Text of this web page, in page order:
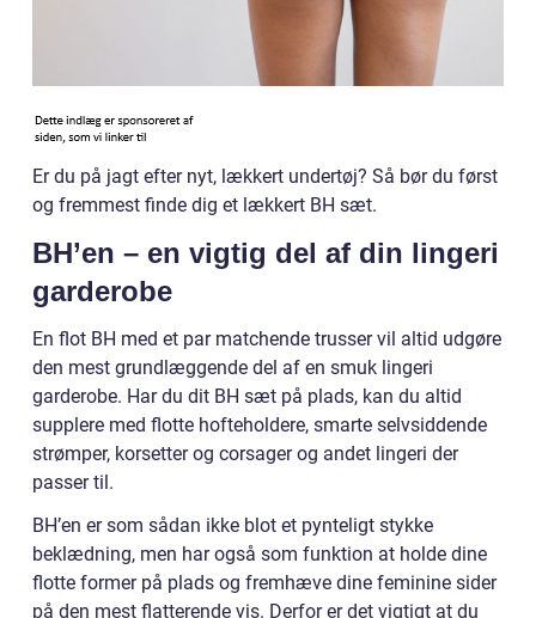
Er du på jagt efter nyt, lækkert undertøj? Så bør du først
og fremmest finde dig et lækkert BH sæt.
BH’en – en vigtig del af din lingeri
garderobe
En flot BH med et par matchende trusser vil altid udgøre
den mest grundlæggende del af en smuk lingeri
garderobe. Har du dit BH sæt på plads, kan du altid
supplere med flotte hofteholdere, smarte selvsiddende
strømper, korsetter og corsager og andet lingeri der
passer til.
BH’en er som sådan ikke blot et pynteligt stykke
beklædning, men har også som funktion at holde dine
flotte former på plads og fremhæve dine feminine sider
på den mest flatterende vis. Derfor er det vigtigt at du